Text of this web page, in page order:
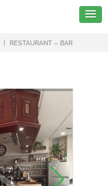
RESTAURANT – BAR